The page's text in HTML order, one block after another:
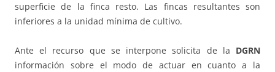
superficie de la finca resto. Las fincas resultantes son
inferiores a la unidad mínima de cultivo.
Ante el recurso que se interpone solicita de la DGRN
información sobre el modo de actuar en cuanto a la